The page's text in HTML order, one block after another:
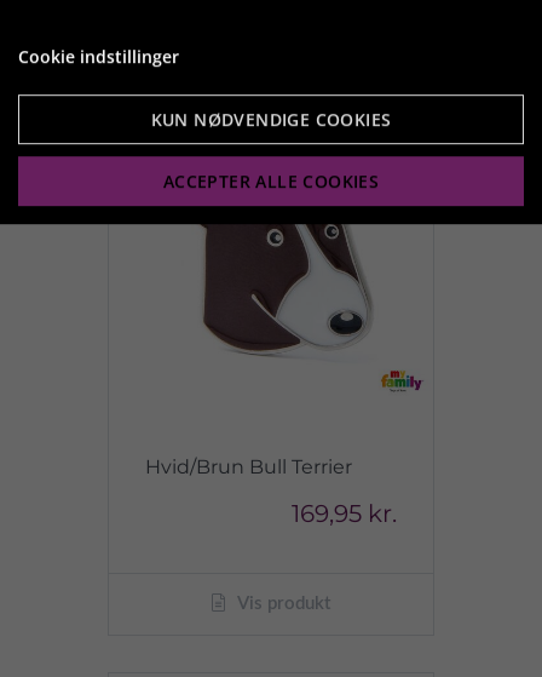
Hvid/Brun Bull Terrier
169,95 kr.
Vis produkt
Cookie indstillinger
KUN NØDVENDIGE COOKIES
ACCEPTER ALLE COOKIES